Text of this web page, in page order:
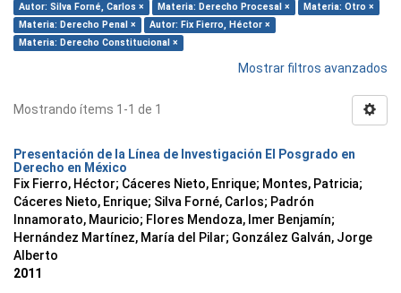
Autor: Silva Forné, Carlos ×
Materia: Derecho Procesal ×
Materia: Otro ×
Materia: Derecho Penal ×
Autor: Fix Fierro, Héctor ×
Materia: Derecho Constitucional ×
Mostrar filtros avanzados
Mostrando ítems 1-1 de 1
Presentación de la Línea de Investigación El Posgrado en
Derecho en México
Fix Fierro, Héctor; Cáceres Nieto, Enrique; Montes, Patricia;
Cáceres Nieto, Enrique; Silva Forné, Carlos; Padrón
Innamorato, Mauricio; Flores Mendoza, Imer Benjamín;
Hernández Martínez, María del Pilar; González Galván, Jorge
Alberto
2011